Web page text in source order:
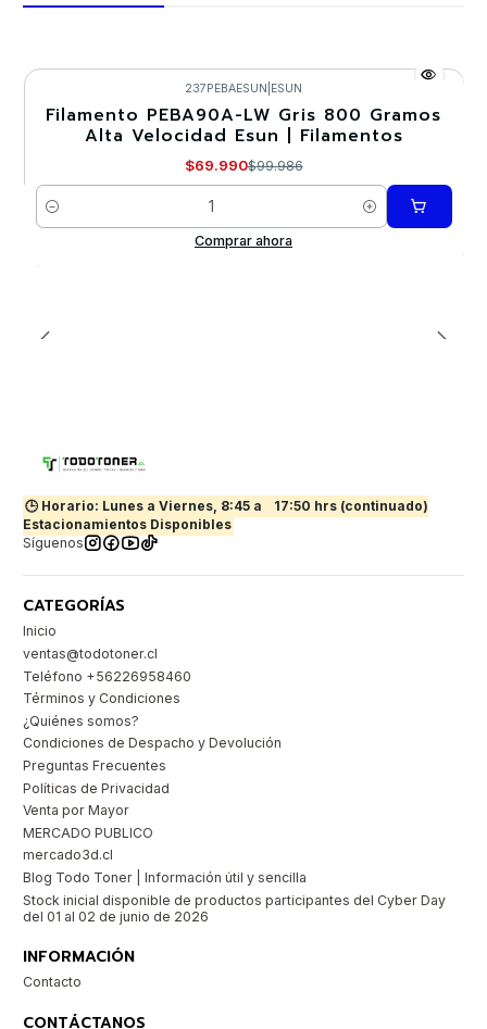
-30%
237PEBAESUN ESUN
Filamento PEBA90A-LW Gris 800 Gramos
Alta Velocidad Esun | Filamentos
$69.990$99.986
Cantidad
Comprar ahora
🕒 Horario: Lunes a Viernes, 8:45 a
17:50 hrs (continuado)
Estacionamientos Disponibles
Síguenos
CATEGORÍAS
Inicio
ventas@todotoner.cl
Teléfono +56226958460
Términos y Condiciones
¿Quiénes somos?
Condiciones de Despacho y Devolución
Preguntas Frecuentes
Políticas de Privacidad
Venta por Mayor
MERCADO PUBLICO
mercado3d.cl
Blog Todo Toner | Información útil y sencilla
Stock inicial disponible de productos participantes del Cyber Day
del 01 al 02 de junio de 2026
INFORMACIÓN
Contacto
CONTÁCTANOS